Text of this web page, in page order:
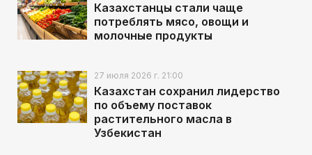
Казахстанцы стали чаще
потреблять мясо, овощи и
молочные продукты
27 июля 2026 г. 21:00
Казахстан сохранил лидерство
по объему поставок
растительного масла в
Узбекистан